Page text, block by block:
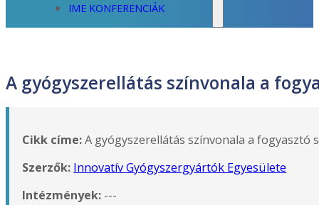
IME KONFERENCIÁK
A gyógyszerellátás színvonala a
Cikk címe:A gyógyszerellátás színvonala a fogyasztó
Szerzők: Innovatív Gyógyszergyártók Egyesülete
Intézmények: ---